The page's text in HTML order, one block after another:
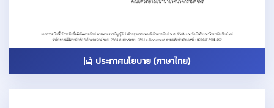
ประกาศนโยบาย (ภาษาไทย)